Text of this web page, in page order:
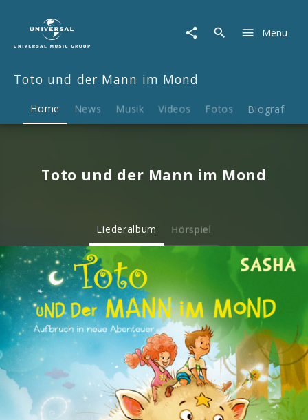
Mann
Mond
&
Menu
Toto und der Mann im Mond
Home News Musik Videos Fotos Biografie
Toto und der Mann im Mond
Liederalbum Hörspiel